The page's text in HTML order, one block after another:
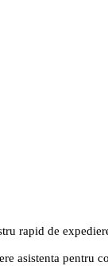
rapid de
asistenta pentru